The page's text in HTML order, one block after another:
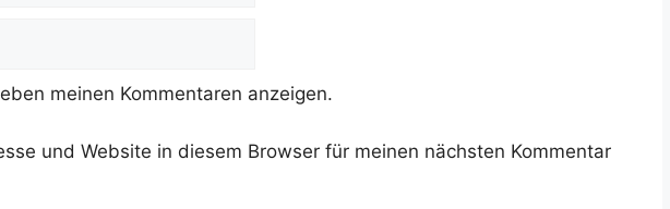
meinen Kommentaren anzeigen.
und Website in diesem Browser für meinen nächsten Kommentar